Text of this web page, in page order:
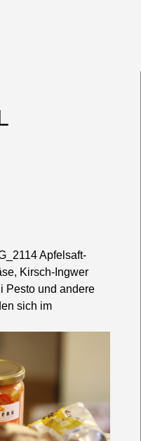
Apfelsaft-
Kirsch-Ingwer
Pesto und andere
sich im